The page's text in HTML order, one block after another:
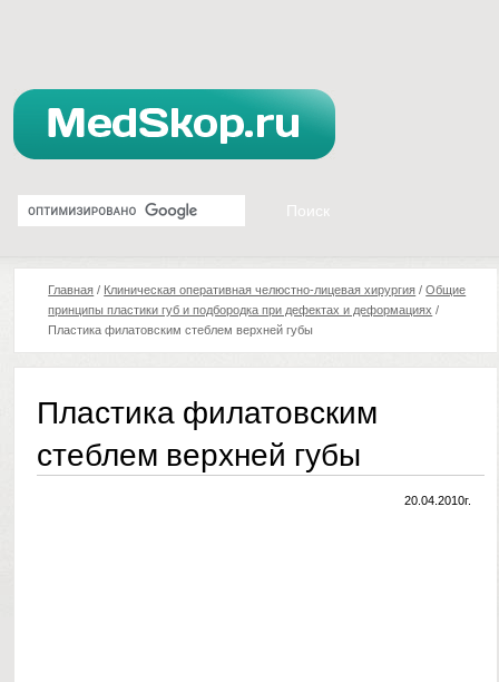
Главная / Клиническая оперативная челюстно-лицевая хирургия /Общие
принципы пластики губ и подбородка при дефектах и деформациях /
Пластика филатовским стеблем верхней губы
Пластика филатовским
стеблем верхней губы
20.04.2010г.